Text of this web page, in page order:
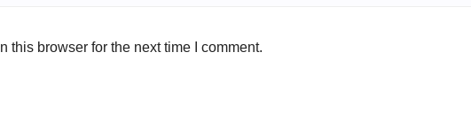
this browser for the next time I comment.